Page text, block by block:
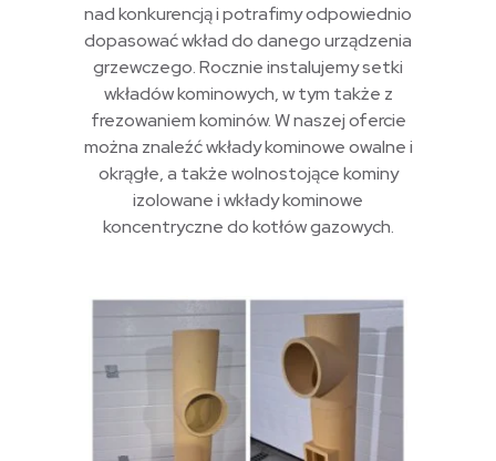
nad konkurencją i potrafimy odpowiednio
dopasować wkład do danego urządzenia
grzewczego. Rocznie instalujemy setki
wkładów kominowych, w tym także z
frezowaniem kominów. W naszej ofercie
można znaleźć wkłady kominowe owalne i
okrągłe, a także wolnostojące kominy
izolowane i wkłady kominowe
koncentryczne do kotłów gazowych.